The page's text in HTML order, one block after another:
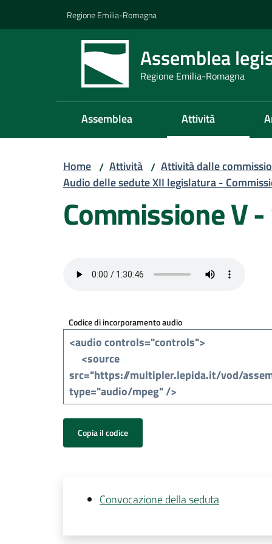
Regione Emilia-Romagna
Assemblea
Regione Emilia-Romagna
Assemblea Attività
Home / Attività / Attività dalle
Audio delle sedute XII legislatura -
Commissione V
Codice di incorporamento audio
Copia il codice
Convocazione della seduta